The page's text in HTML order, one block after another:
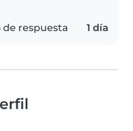
respuesta 1 día